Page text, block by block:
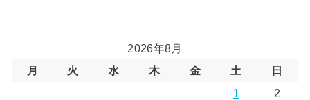
2026年8月
月
火 水 木 金 土
日
1
2